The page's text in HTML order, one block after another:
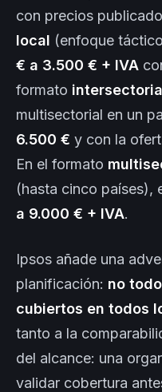
con precios
local (enfoque
€ a 3.500 € + IVA
formato
multisectorial en un
6.500 € y con la
En el formato
(hasta cinco países),
a 9.000 € + IVA.
Ipsos añade una
planificación: no
cubiertos en todos
tanto a la
del alcance: una
validar cobertura